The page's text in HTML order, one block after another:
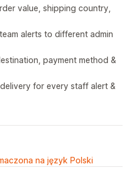
value, shipping country,
alerts to different admin
payment method &
for every staff alert &
na język Polski